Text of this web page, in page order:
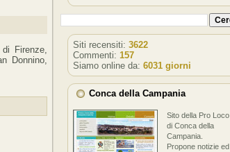
Firenze,
Donnino,
Siti recensiti: 3622
Commenti: 157
Siamo online da: 6031 giorni
Conca della Campania
Sito della Pro Loco
di Conca della
Campania.
Propone notizie ed